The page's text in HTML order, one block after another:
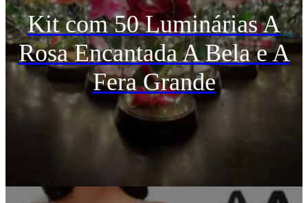
Kit com 50 Luminárias A
Rosa Encantada A Bela e A
Fera Grande